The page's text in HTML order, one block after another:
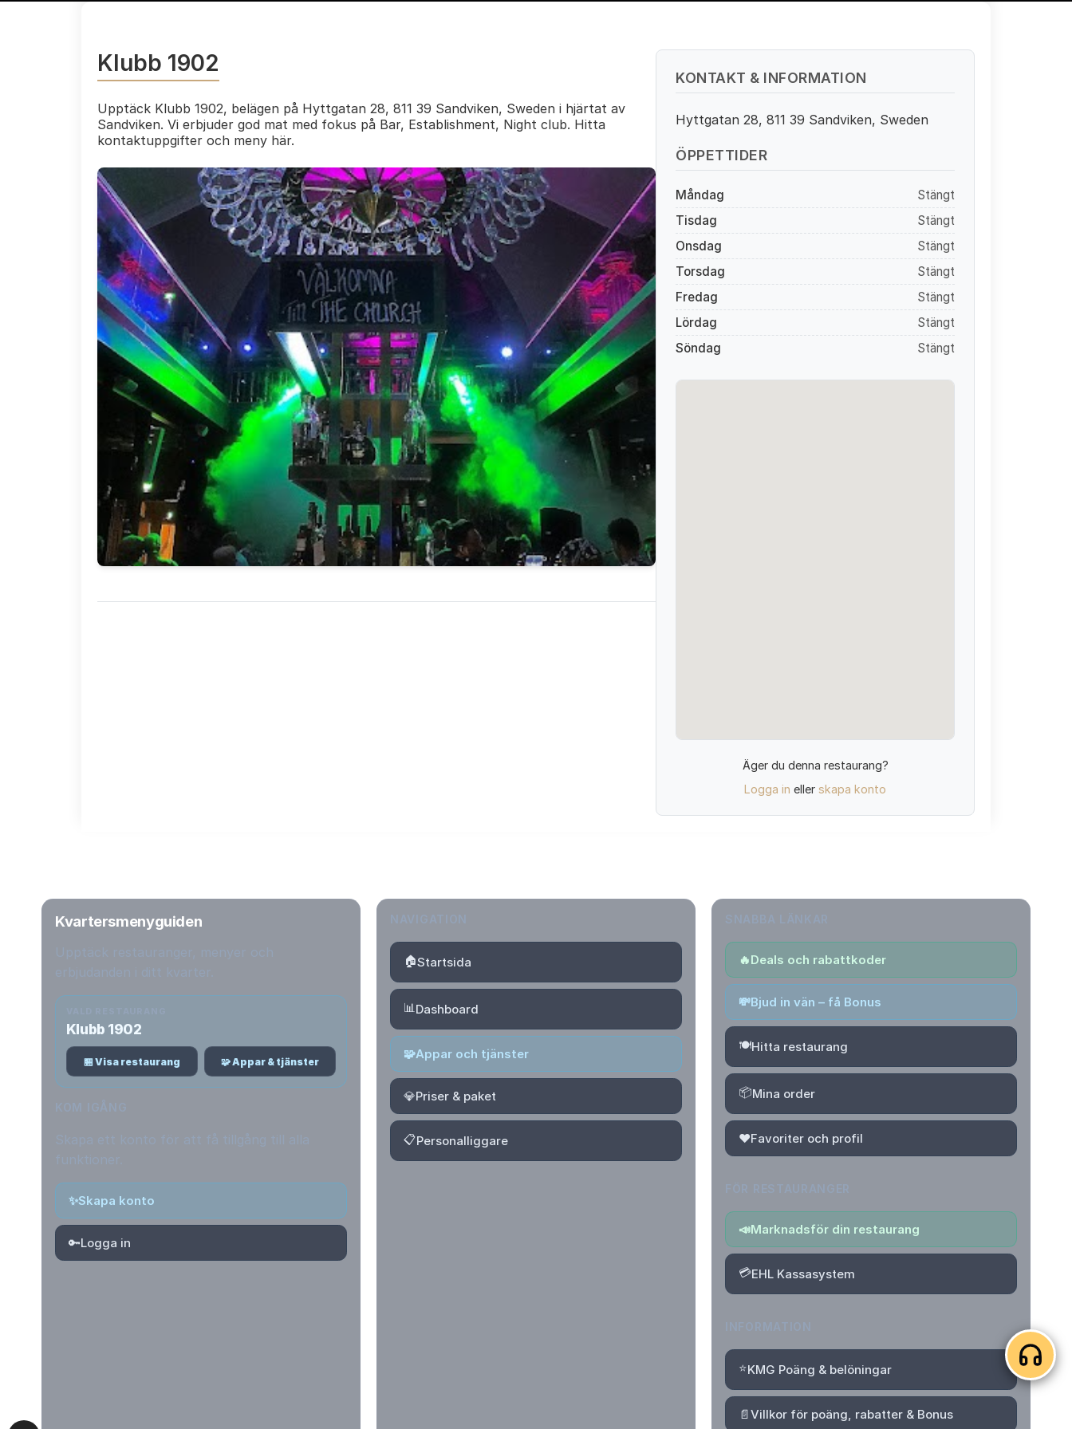
Klubb 1902
Upptäck Klubb 1902, belägen på Hyttgatan 28, 811 39 Sandviken, Sweden i hjärtat av
Sandviken. Vi erbjuder god mat med fokus på Bar, Establishment, Night club. Hitta
kontaktuppgifter och meny här.
KONTAKT & INFORMATION
Hyttgatan 28, 811 39 Sandviken, Sweden
ÖPPETTIDER
Måndag
Stängt
Tisdag
Stängt
Onsdag
Stängt
Torsdag
Stängt
Fredag
Stängt
Lördag
Stängt
Söndag
Stängt
Äger du denna restaurang?
Logga in eller skapa konto
Kvartersmenyguiden
Klubb 1902
🏪 Visa restaurang 🧩 Appar & tjänster
✨Skapa konto
🔑Logga in
🏠Startsida
📊Dashboard
🧩Appar och tjänster
💎Priser & paket
📋Personalliggare
🔥Deals och rabattkoder
💸Bjud in vän – få Bonus
🍽️Hitta restaurang
📦Mina order
❤️Favoriter och profil
📣Marknadsför din restaurang
💳EHL Kassasystem
⭐KMG Poäng & belöningar
📄Villkor för poäng, rabatter & Bonus